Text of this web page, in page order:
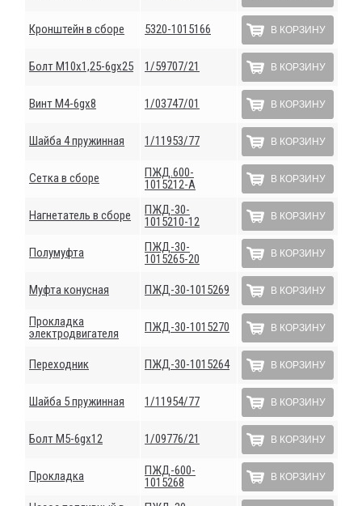
Кронштейн в сборе 5320-1015166 В КОРЗИНУ
Болт М10х1,25-6gх25 1/59707/21 В КОРЗИНУ
Винт М4-6gх8 1/03747/01 В КОРЗИНУ
Шайба 4 пружинная 1/11953/77 В КОРЗИНУ
Сетка в сборе
ПЖД.600-
1015212-А
В КОРЗИНУ
Нагнетатель в сборе
ПЖД-30-
1015210-12
В КОРЗИНУ
Полумуфта
ПЖД-30-
1015265-20
В КОРЗИНУ
Муфта конусная ПЖД-30-1015269 В КОРЗИНУ
Прокладка
электродвигателя
ПЖД-30-1015270 В КОРЗИНУ
Переходник ПЖД-30-1015264 В КОРЗИНУ
Шайба 5 пружинная 1/11954/77 В КОРЗИНУ
Болт М5-6gх12 1/09776/21 В КОРЗИНУ
Прокладка
ПЖД-600-
1015268
В КОРЗИНУ